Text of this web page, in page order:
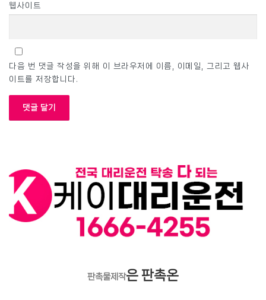
웹사이트
다음 번 댓글 작성을 위해 이 브라우저에 이름, 이메일, 그리고 웹사
이트를 저장합니다.
판촉물제작은 판촉온